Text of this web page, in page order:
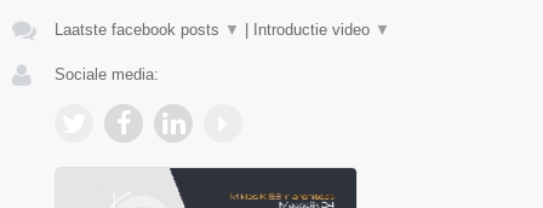
Laatste facebook posts ▼ Introductie video ▼
Sociale media: